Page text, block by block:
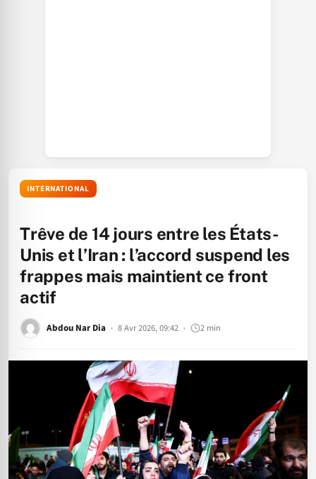
INTERNATIONAL
Trêve de 14 jours entre les États-
Unis et l’Iran : l’accord suspend les
frappes mais maintient ce front
actif
Abdou Nar Dia 8 Avr 2026, 09:42 2 min